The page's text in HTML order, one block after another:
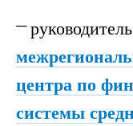
руководитель
центра по
системы